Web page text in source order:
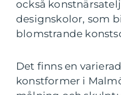
också
designskolor, som
blomstrande
Det finns en
konstformer i